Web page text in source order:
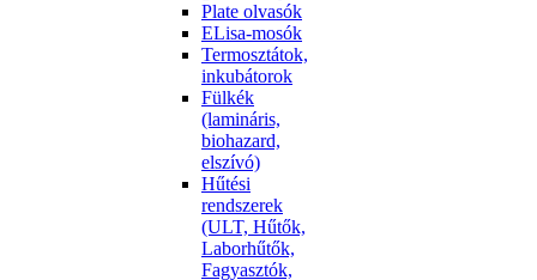
Plate olvasók
ELisa-mosók
Termosztátok,
inkubátorok
Fülkék
(lamináris,
biohazard,
elszívó)
Hűtési
rendszerek
(ULT, Hűtők,
Laborhűtők,
Fagyasztók,